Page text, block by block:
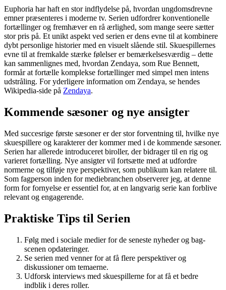
Euphoria har haft en stor indflydelse på, hvordan ungdomsdrevne
emner præsenteres i moderne tv. Serien udfordrer konventionelle
fortællinger og fremhæver en rå ærlighed, som mange seere sætter
stor pris på. Et unikt aspekt ved serien er dens evne til at kombinere
dybt personlige historier med en visuelt slående stil. Skuespillernes
evne til at fremkalde stærke følelser er bemærkelsesværdig – dette
kan sammenlignes med, hvordan Zendaya, som Rue Bennett,
formår at fortælle komplekse fortællinger med simpel men intens
udstråling. For yderligere information om Zendaya, se hendes
Wikipedia-side på Zendaya.
Kommende sæsoner og nye ansigter
Med succesrige første sæsoner er der stor forventning til, hvilke nye
skuespillere og karakterer der kommer med i de kommende sæsoner.
Serien har allerede introduceret biroller, der bidrager til en rig og
varieret fortælling. Nye ansigter vil fortsætte med at udfordre
normerne og tilføje nye perspektiver, som publikum kan relatere til.
Som fagperson inden for mediebranchen observerer jeg, at denne
form for fornyelse er essentiel for, at en langvarig serie kan forblive
relevant og engagerende.
Praktiske Tips til Serien
Følg med i sociale medier for de seneste nyheder og bag-
scenen opdateringer.
Se serien med venner for at få flere perspektiver og
diskussioner om temaerne.
Udforsk interviews med skuespillerne for at få et bedre
indblik i deres roller.